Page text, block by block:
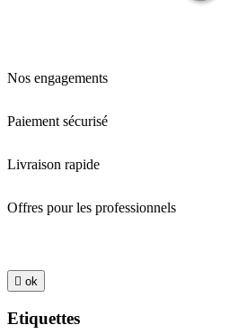
Nos engagements
Paiement sécurisé
Livraison rapide
Offres pour les professionnels
 ok
Etiquettes